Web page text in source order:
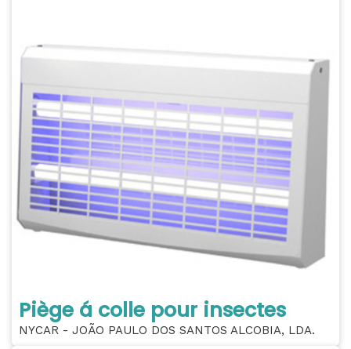
Piège á colle pour insectes
NYCAR - JOÃO PAULO DOS SANTOS ALCOBIA, LDA.